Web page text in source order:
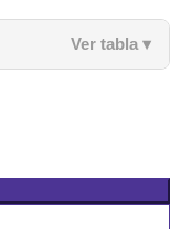
Ver tabla ▾